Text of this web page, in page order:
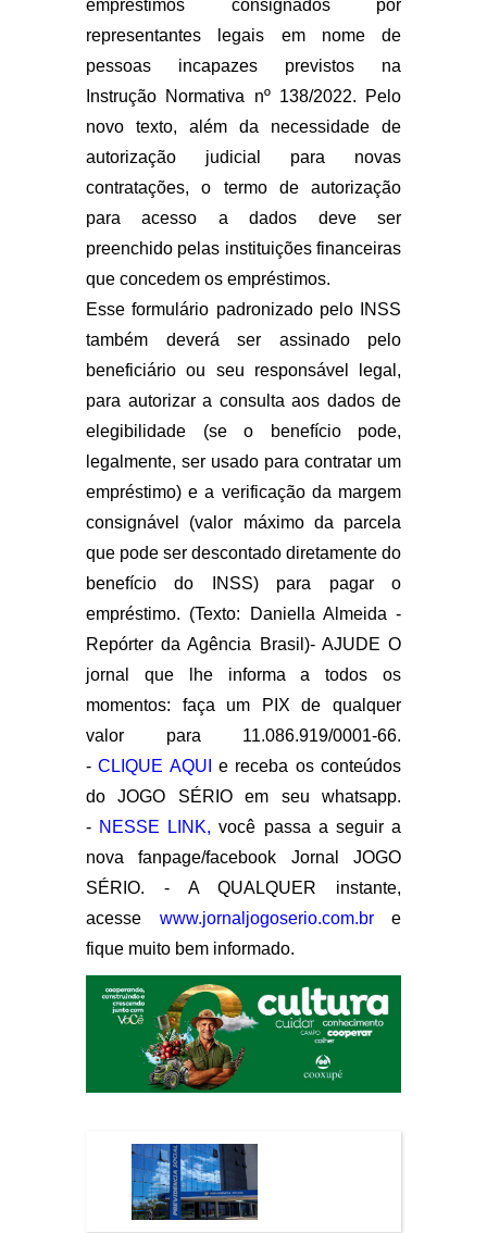
empréstimos consignados por
representantes legais em nome de
pessoas incapazes previstos na
Instrução Normativa nº 138/2022. Pelo
novo texto, além da necessidade de
autorização judicial para novas
contratações, o termo de autorização
para acesso a dados deve ser
preenchido pelas instituições financeiras
que concedem os empréstimos.
Esse formulário padronizado pelo INSS
também deverá ser assinado pelo
beneficiário ou seu responsável legal,
para autorizar a consulta aos dados de
elegibilidade (se o benefício pode,
legalmente, ser usado para contratar um
empréstimo) e a verificação da margem
consignável (valor máximo da parcela
que pode ser descontado diretamente do
benefício do INSS) para pagar o
empréstimo. (Texto: Daniella Almeida -
Repórter da Agência Brasil)- AJUDE O
jornal que lhe informa a todos os
momentos: faça um PIX de qualquer
valor para 11.086.919/0001-66.
-CLIQUE AQUI
e receba os conteúdos
do JOGO SÉRIO em seu whatsapp.
- NESSE LINK, você passa a seguir a
nova fanpage/facebook Jornal JOGO
SÉRIO. - A QUALQUER instante,
acesse www.jornaljogoserio.com.bre
fique muito bem informado.